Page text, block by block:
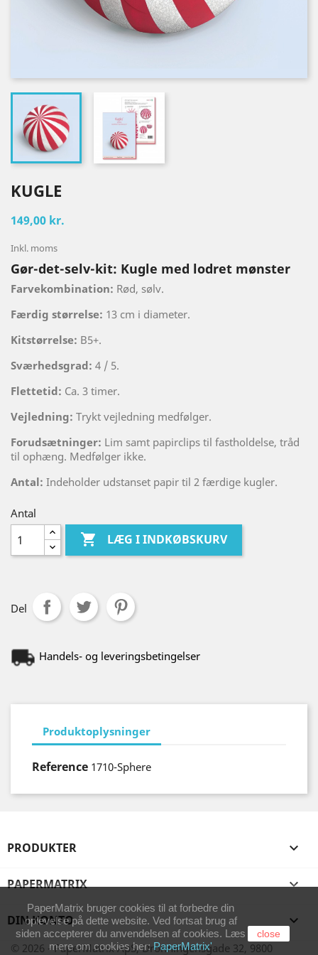
KUGLE
149,00 kr.
Inkl. moms
Gør-det-selv-kit: Kugle med lodret mønster
Farvekombination: Rød, sølv.
Færdig størrelse: 13 cm i diameter.
Kitstørrelse: B5+.
Sværhedsgrad: 4 / 5.
Flettetid: Ca. 3 timer.
Vejledning: Trykt vejledning medfølger.
Forudsætninger: Lim samt papirclips til fastholdelse, tråd
til ophæng. Medfølger ikke.
Antal: Indeholder udstanset papir til 2 færdige kugler.
Antal
 LÆG I INDKØBSKURV
Del
Handels- og leveringsbetingelser
Produktoplysninger
Reference 1710-Sphere
PRODUKTER 
PAPERMATRIX 
DIN KONTO 
PaperMatrix bruger cookies til at forbedre din
oplevelse på dette website. Ved fortsat brug af
siden accepterer du anvendelsen af cookies. Læs
mere om cookies her:PaperMatrix'
close
© 2026 - PaperMatrix ApS, Dronningensgade 32, 9800